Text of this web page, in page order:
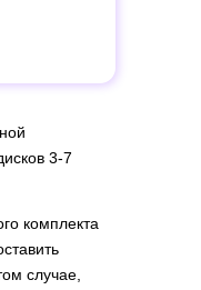
3-7
комплекта
случае,